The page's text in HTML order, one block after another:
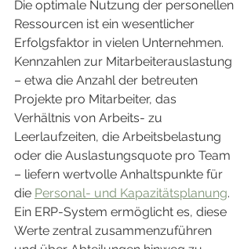
Die optimale Nutzung der personellen
Ressourcen ist ein wesentlicher
Erfolgsfaktor in vielen Unternehmen.
Kennzahlen zur Mitarbeiterauslastung
– etwa die Anzahl der betreuten
Projekte pro Mitarbeiter, das
Verhältnis von Arbeits- zu
Leerlaufzeiten, die Arbeitsbelastung
oder die Auslastungsquote pro Team
– liefern wertvolle Anhaltspunkte für
die Personal- und Kapazitätsplanung.
Ein ERP-System ermöglicht es, diese
Werte zentral zusammenzuführen